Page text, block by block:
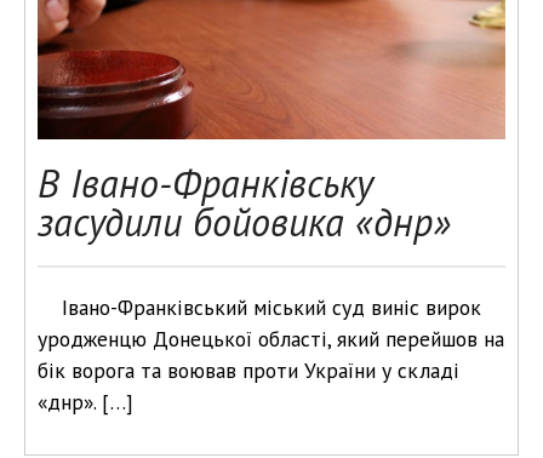
В Івано-Франківську
засудили бойовика «днр»
Івано-Франківський міський суд виніс вирок
уродженцю Донецької області, який перейшов на
бік ворога та воював проти України у складі
«днр». […]